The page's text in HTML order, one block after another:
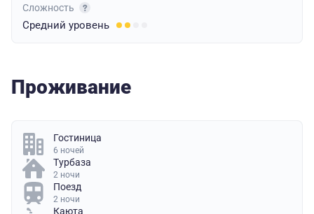
Сложность
Средний уровень
Проживание
Гостиница
6 ночей
Турбаза
2 ночи
Поезд
2 ночи
Каюта